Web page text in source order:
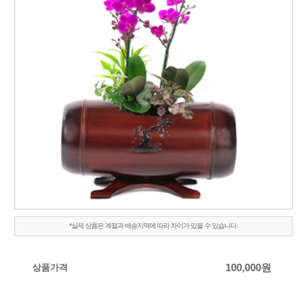
*실제 상품은 계절과 배송지역에 따라 차이가 있을 수 있습니다.
상품가격 100,000원